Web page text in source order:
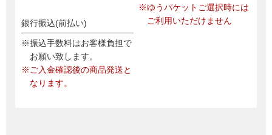
※ゆうパケットご選択時には
ご利用いただけません
銀行振込(前払い)
※振込手数料はお客様負担で
お願い致します。
※ご入金確認後の商品発送と
なります。